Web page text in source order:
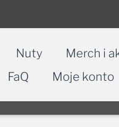
Nuty Merch i
FaQ Moje konto